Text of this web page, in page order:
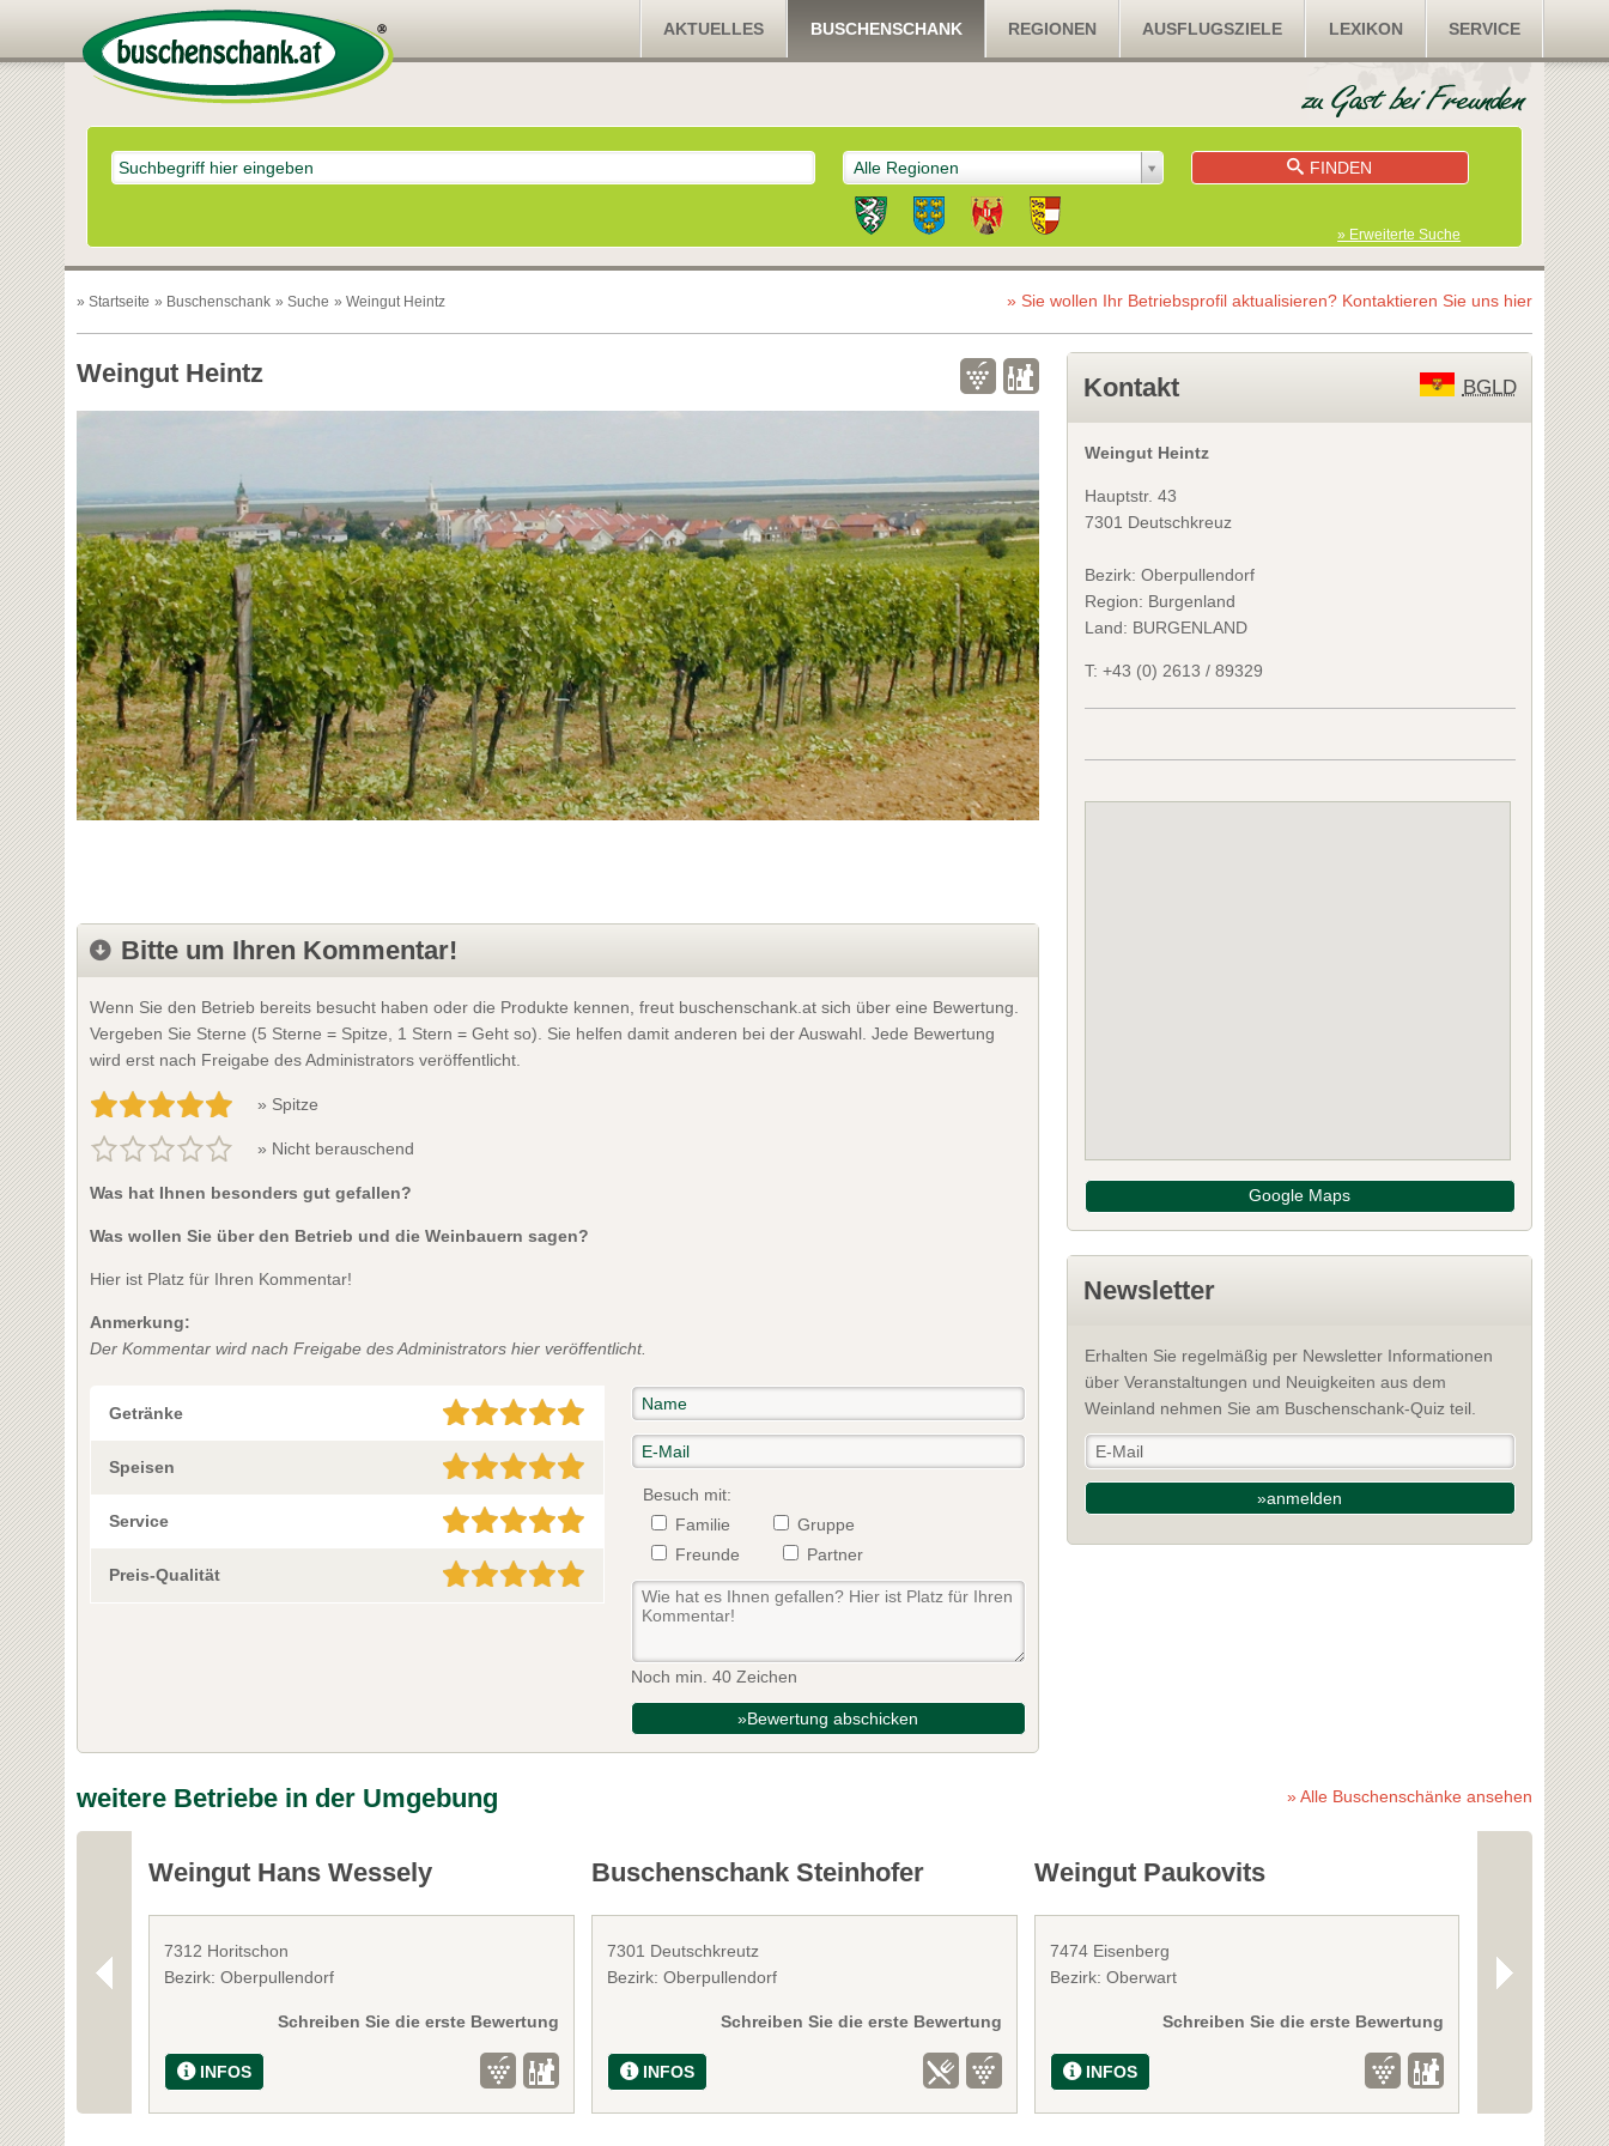
AKTUELLES BUSCHENSCHANK REGIONEN AUSFLUGSZIELE LEXIKON SERVICE
Alle Regionen FINDEN
» Erweiterte Suche
» Startseite » Buschenschank » Suche » Weingut Heintz
Weingut Heintz
Bitte um Ihren Kommentar!
Wenn Sie den Betrieb bereits besucht haben oder die Produkte kennen, freut buschenschank.at sich über eine Bewertung.
Vergeben Sie Sterne (5 Sterne = Spitze, 1 Stern = Geht so). Sie helfen damit anderen bei der Auswahl. Jede Bewertung
wird erst nach Freigabe des Administrators veröffentlicht.
» Spitze
» Nicht berauschend
Was hat Ihnen besonders gut gefallen?
Was wollen Sie über den Betrieb und die Weinbauern sagen?
Hier ist Platz für Ihren Kommentar!
Anmerkung:
Der Kommentar wird nach Freigabe des Administrators hier veröffentlicht.
Getränke
Speisen
Service
Preis-Qualität
Besuch mit:
Familie
Gruppe
Freunde
Partner
Noch min. 40 Zeichen
»Bewertung abschicken
» Sie wollen Ihr Betriebsprofil aktualisieren? Kontaktieren Sie uns hier
Kontakt BGLD
Weingut Heintz
Hauptstr. 43
7301 Deutschkreuz
Bezirk: Oberpullendorf
Region: Burgenland
Land: BURGENLAND
T: +43 (0) 2613 / 89329
Google Maps
Newsletter
Erhalten Sie regelmäßig per Newsletter Informationen
über Veranstaltungen und Neuigkeiten aus dem
Weinland nehmen Sie am Buschenschank-Quiz teil.
»anmelden
weitere Betriebe in der Umgebung » Alle Buschenschänke ansehen
Weingut Hans Wessely
7312 Horitschon
Bezirk: Oberpullendorf
Schreiben Sie die erste Bewertung
INFOS
Buschenschank Steinhofer
7301 Deutschkreutz
Bezirk: Oberpullendorf
Schreiben Sie die erste Bewertung
INFOS
Weingut Paukovits
7474 Eisenberg
Bezirk: Oberwart
Schreiben Sie die erste Bewertung
INFOS
Weingut
7521 Gaas
Bezirk:
INFOS